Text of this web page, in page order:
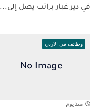
في دير غبار براتب يصل إلى...
وظائف في الاردن
منذ يوم